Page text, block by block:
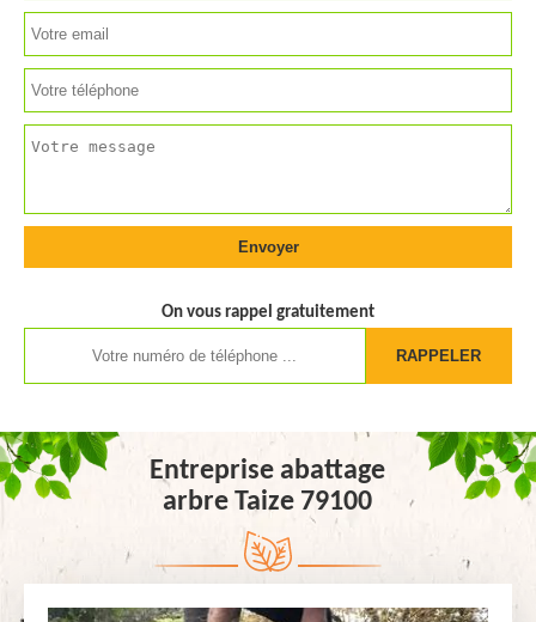
On vous rappel gratuitement
Entreprise abattage
arbre Taize 79100